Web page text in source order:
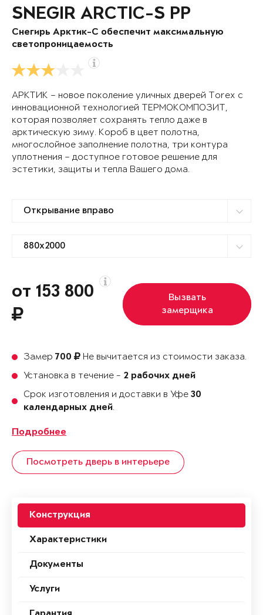
SNEGIR ARCTIC-S PP
Снегирь Арктик-С обеспечит максимальную
светопроницаемость
АРКТИК – новое поколение уличных дверей Torex с
инновационной технологией ТЕРМОКОМПОЗИТ,
которая позволяет сохранять тепло даже в
арктическую зиму. Короб в цвет полотна,
многослойное заполнение полотна, три контура
уплотнения – доступное готовое решение для
эстетики, защиты и тепла Вашего дома.
от 153 800
Вызвать
замерщика
Замер 700
Не вычитается из стоимости заказа.
Установка в течение - 2 рабочих дней
Срок изготовления и доставки в Уфе 30
календарных дней.
Подробнее
Посмотреть дверь в интерьере
Конструкция
Характеристики
Документы
Услуги